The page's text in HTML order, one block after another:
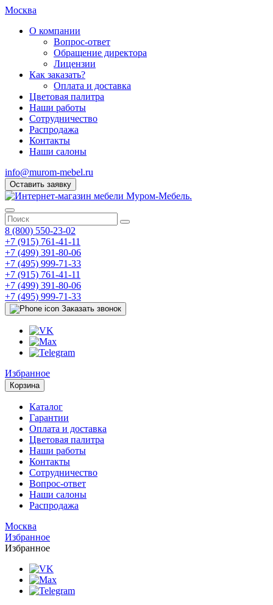
Москва
О компании
Вопрос-ответ
Обращение директора
Лицензии
Как заказать?
Оплата и доставка
Цветовая палитра
Наши работы
Сотрудничество
Распродажа
Контакты
Наши салоны
info@murom-mebel.ru
Оставить заявку
8 (800) 550-23-02
+7 (915) 761-41-11
+7 (499) 391-80-06
+7 (495) 999-71-33
+7 (915) 761-41-11
+7 (499) 391-80-06
+7 (495) 999-71-33
Заказать звонок
Избранное
Корзина
Каталог
Гарантии
Оплата и доставка
Цветовая палитра
Наши работы
Контакты
Сотрудничество
Вопрос-ответ
Наши салоны
Распродажа
Москва
Избранное
Избранное